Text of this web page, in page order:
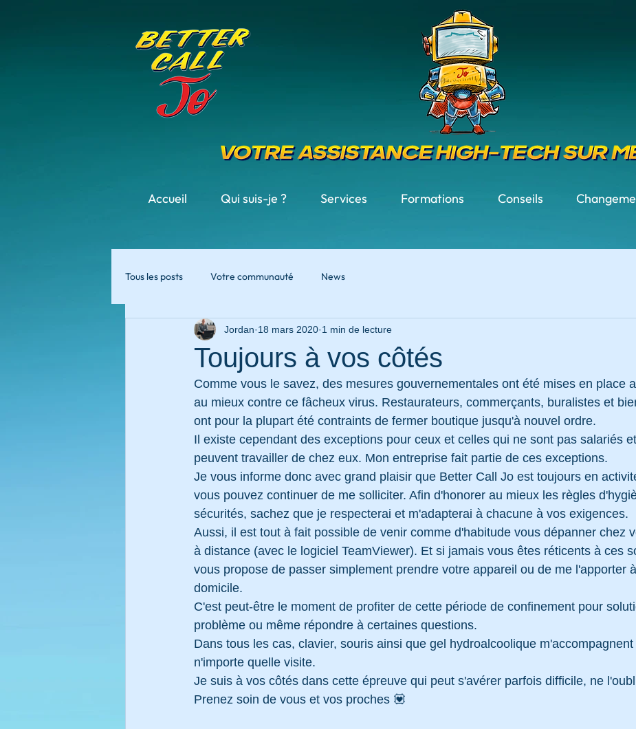
Tous les posts Votre communauté News
Toujours à vos côtés
Jordan 18 mars 2020 1 min de lecture
Comme vous le savez, des mesures gouvernementales ont été mises en place
au mieux contre ce fâcheux virus. Restaurateurs, commerçants, buralistes et
ont pour la plupart été contraints de fermer boutique jusqu'à nouvel ordre.
Il existe cependant des exceptions pour ceux et celles qui ne sont pas salariés
peuvent travailler de chez eux. Mon entreprise fait partie de ces exceptions.
Je vous informe donc avec grand plaisir que Better Call Jo est toujours en
vous pouvez continuer de me solliciter. Afin d'honorer au mieux les règles
sécurités, sachez que je respecterai et m'adapterai à chacune à vos exigences.
Aussi, il est tout à fait possible de venir comme d'habitude vous dépanner chez
à distance (avec le logiciel TeamViewer). Et si jamais vous êtes réticents à ces
vous propose de passer simplement prendre votre appareil ou de me l'apporter
domicile.
C'est peut-être le moment de profiter de cette période de confinement pour
problème ou même répondre à certaines questions.
Dans tous les cas, clavier, souris ainsi que gel hydroalcoolique
n'importe quelle visite.
Je suis à vos côtés dans cette épreuve qui peut s'avérer parfois difficile, ne
Prenez soin de vous et vos proches 💟
Accueil Qui suis-je ? Services Formations Conseils